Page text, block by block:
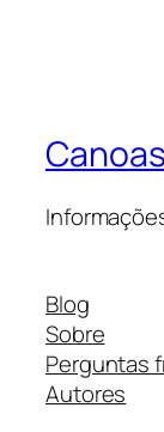
Blog
Sobre
Perguntas
Autores